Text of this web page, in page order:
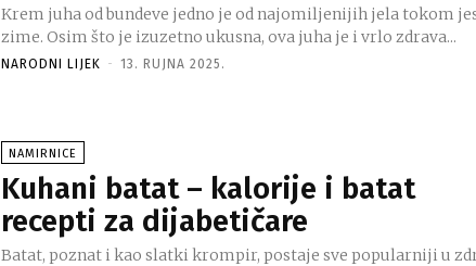
Krem juha od bundeve jedno je od najomiljenijih jela tokom
zime. Osim što je izuzetno ukusna, ova juha je i vrlo zdrava...
NARODNI LIJEK - 13. RUJNA 2025.
NAMIRNICE
Kuhani batat – kalorije i batat
recepti za dijabetičare
Batat, poznat i kao slatki krompir, postaje sve popularniji u